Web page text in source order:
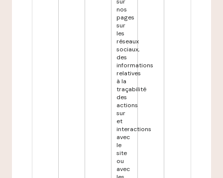
nos
pages
sur
les
réseaux
sociaux,
des
informations
relatives
à la
traçabilité
des
actions
sur
et
interactions
avec
le
site
ou
avec